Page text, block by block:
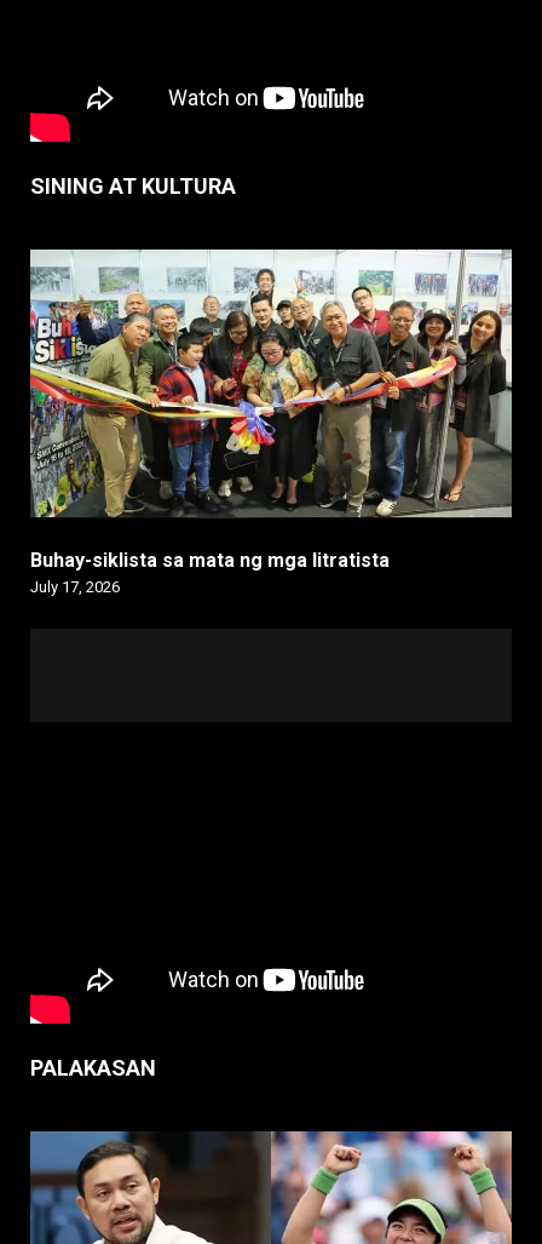
SINING AT KULTURA
Buhay-siklista sa mata ng mga litratista
July 17, 2026
PALAKASAN